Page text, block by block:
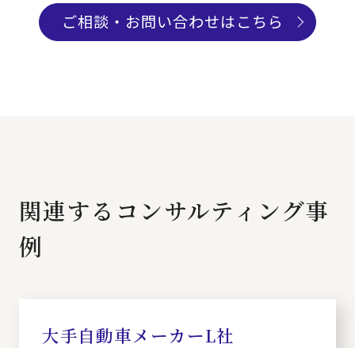
ご相談・お問い合わせはこちら
関連するコンサルティング事
例
大手自動車メーカーL社